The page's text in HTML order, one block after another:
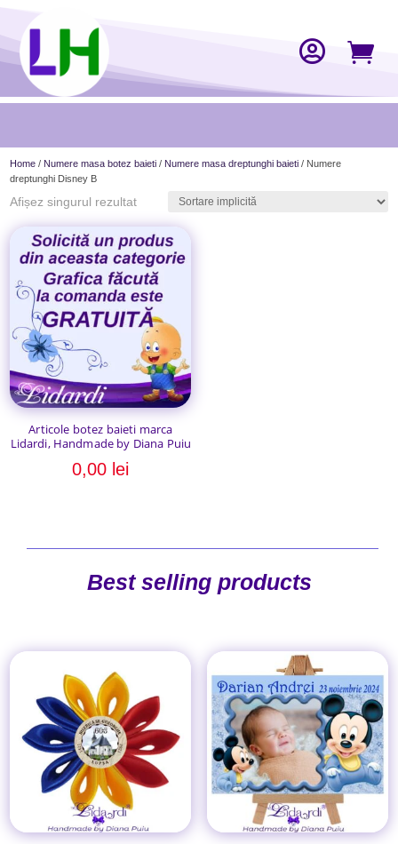
 
Home / Numere masa botez baieti / Numere masa dreptunghi baieti / Numere
dreptunghi Disney B
Afișez singurul rezultat
Articole botez baieti marca
Lidardi, Handmade by Diana Puiu
0,00 lei
Best selling products